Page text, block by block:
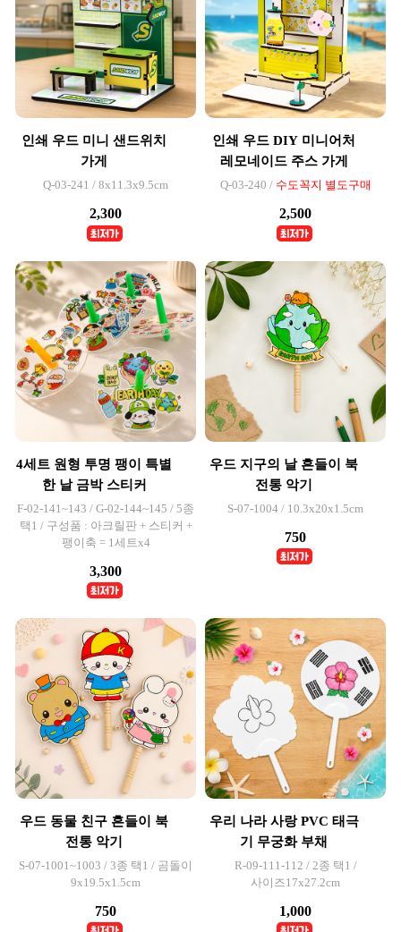
인쇄 우드 미니 샌드위치
가게
Q-03-241 / 8x11.3x9.5cm
2,300
인쇄 우드 DIY 미니어처
레모네이드 주스 가게
Q-03-240 / 수도꼭지 별도구매
2,500
4세트 원형 투명 팽이 특별
한 날 금박 스티커
F-02-141~143 / G-02-144~145 / 5종
택1 / 구성품 : 아크릴판 + 스티커 +
팽이축 = 1세트x4
3,300
우드 지구의 날 흔들이 북
전통 악기
S-07-1004 / 10.3x20x1.5cm
750
우드 동물 친구 흔들이 북
전통 악기
S-07-1001~1003 / 3종 택1 / 곰돌이
9x19.5x1.5cm
750
우리 나라 사랑 PVC 태극
기 무궁화 부채
R-09-111-112 / 2종 택1 /
사이즈17x27.2cm
1,000